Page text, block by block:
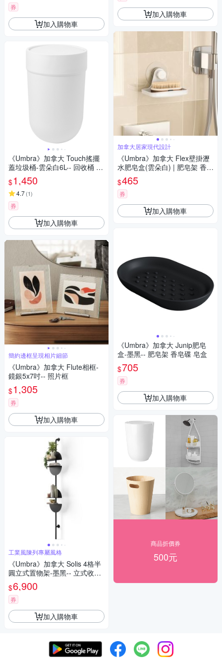
券
加入購物車
《Umbra》加拿大 Touch搖擺
蓋垃圾桶-雲朵白6L-- 回收桶 廚
餘桶
$1,450
4.7(1)
券
加入購物車
簡約邊框呈現相片細節
《Umbra》加拿大 Flute相框-
鏡銀5x7吋-- 照片框
$1,305
券
加入購物車
工業風陳列專屬風格
《Umbra》加拿大 Solis 4格半
圓立式置物架-墨黑-- 立式收納
架 展示架
$6,900
券
加入購物車
加入購物車
加拿大居家現代設計
《Umbra》加拿大 Flex壁掛瀝
水肥皂盒(雲朵白) | 肥皂架 香皂
碟 皂盒
$465
券
加入購物車
《Umbra》加拿大 Junip肥皂
盒-墨黑-- 肥皂架 香皂碟 皂盒
$705
券
加入購物車
商品折價券
500元